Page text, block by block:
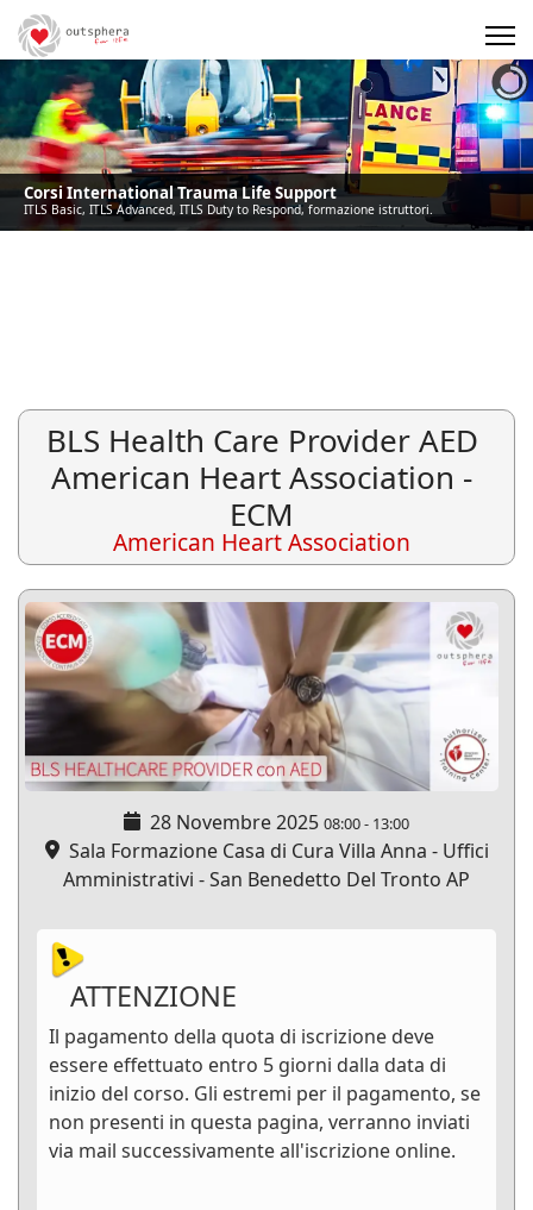
Corsi International Trauma Life Support
ITLS Basic, ITLS Advanced, ITLS Duty to Respond, formazione istruttori.
BLS Health Care Provider AED
American Heart Association -
ECM
American Heart Association
28 Novembre 2025 08:00- 13:00
Sala Formazione Casa di Cura Villa Anna - Uffici
Amministrativi - San Benedetto Del Tronto AP
ATTENZIONE
Il pagamento della quota di iscrizione deve
essere effettuato entro 5 giorni dalla data di
inizio del corso. Gli estremi per il pagamento, se
non presenti in questa pagina, verranno inviati
via mail successivamente all'iscrizione online.